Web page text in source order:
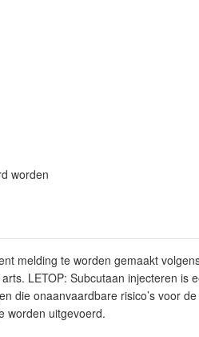
worden
melding te worden gemaakt
LETOP: Subcutaan injecteren is
die onaanvaardbare risico’s voor
worden uitgevoerd.